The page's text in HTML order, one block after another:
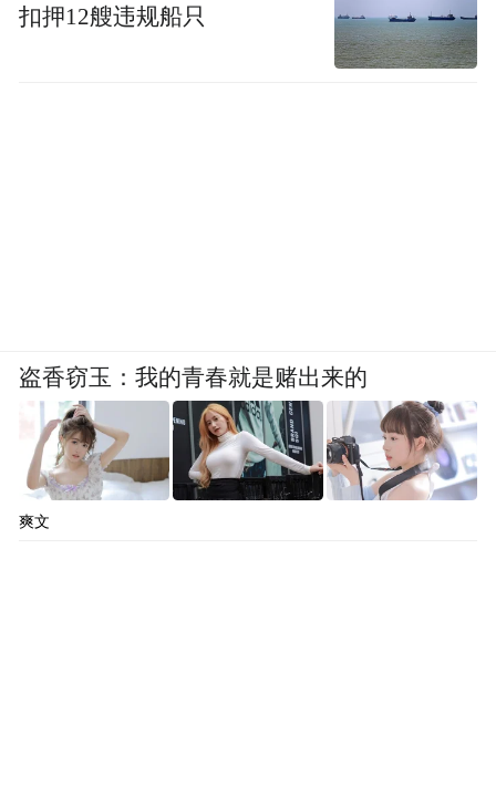
扣押12艘违规船只
盗香窃玉：我的青春就是赌出来的
爽文